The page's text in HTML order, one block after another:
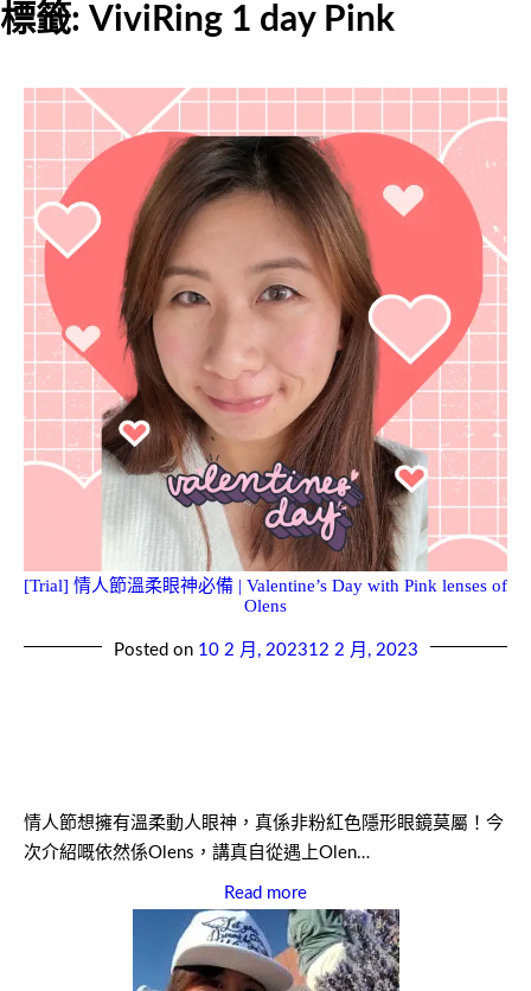
標籤: ViviRing 1 day Pink
[Trial] 情人節溫柔眼神必備 | Valentine’s Day with Pink lenses of
Olens
Posted on 10 2 月, 202312 2 月, 2023
情人節想擁有溫柔動人眼神，真係非粉紅色隱形眼鏡莫屬！今
次介紹嘅依然係Olens，講真自從遇上Olen…
Read more